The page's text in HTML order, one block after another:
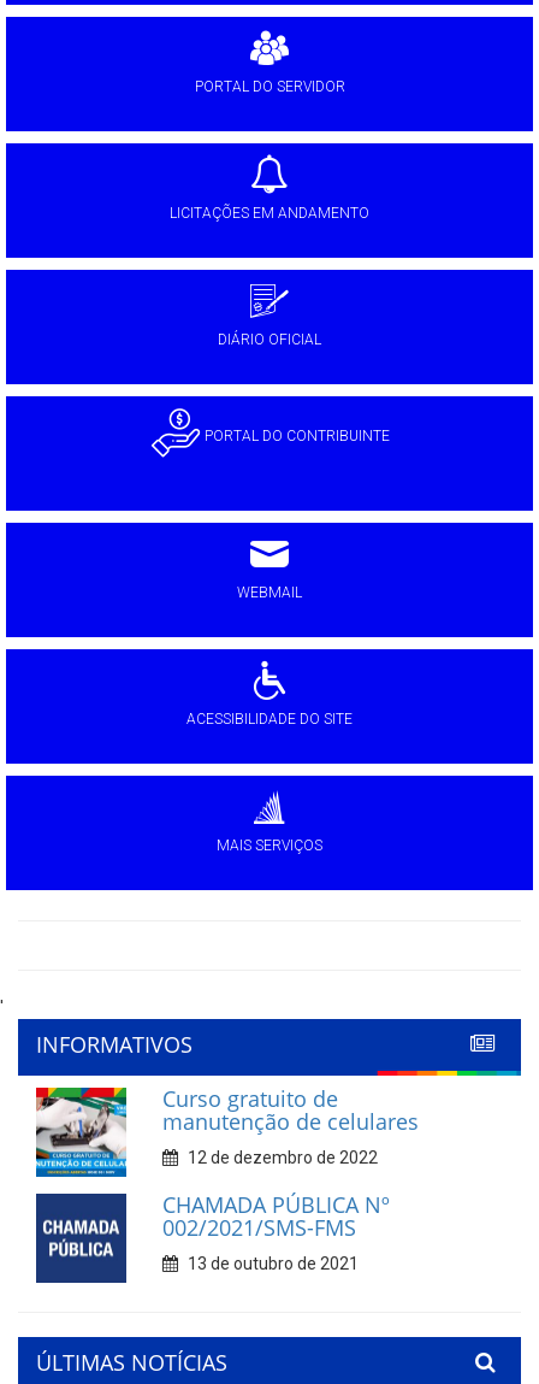
PORTAL DO SERVIDOR
LICITAÇÕES EM ANDAMENTO
DIÁRIO OFICIAL
PORTAL DO CONTRIBUINTE
WEBMAIL
ACESSIBILIDADE DO SITE
MAIS SERVIÇOS
'
INFORMATIVOS
Curso gratuito de
manutenção de celulares
12 de dezembro de 2022
CHAMADA PÚBLICA Nº
002/2021/SMS-FMS
13 de outubro de 2021
ÚLTIMAS NOTÍCIAS